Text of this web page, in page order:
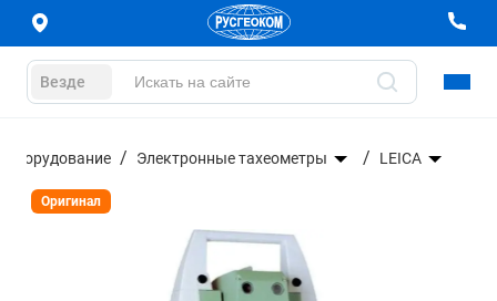
Везде
оборудование Электронные тахеометры LEICA
Оригинал